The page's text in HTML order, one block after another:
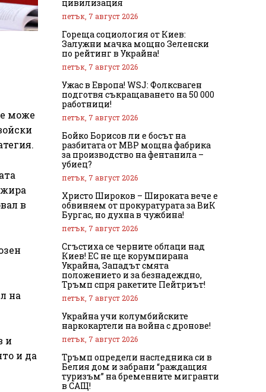
може
в
на
и
и да
цивилизация
петък, 7 август 2026
Гореща социология от Киев:
Залужни мачка мощно Зеленски
по рейтинг в Украйна!
петък, 7 август 2026
Ужас в Европа! WSJ: Фолксваген
подготвя съкращаването на 50 000
работници!
петък, 7 август 2026
Бойко Борисов ли е босът на
разбитата от МВР мощна фабрика
за производство на фентанила –
убиец?
петък, 7 август 2026
Христо Широков – Широката вече е
обвиняем от прокуратурата за ВиК
Бургас, но духна в чужбина!
петък, 7 август 2026
Сгъстиха се черните облаци над
Киев! ЕС не ще корумпирана
Украйна, Западът смята
положението и за безнадеждно,
Тръмп спря ракетите Пейтриът!
петък, 7 август 2026
Украйна учи колумбийските
наркокартели на война с дронове!
петък, 7 август 2026
Тръмп определи наследника си в
Белия дом и забрани “раждащия
туризъм” на бременните мигранти
в САЩ!